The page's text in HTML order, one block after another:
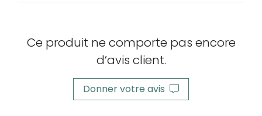
Ce produit ne comporte pas encore
d’avis client.
Donner votre avis